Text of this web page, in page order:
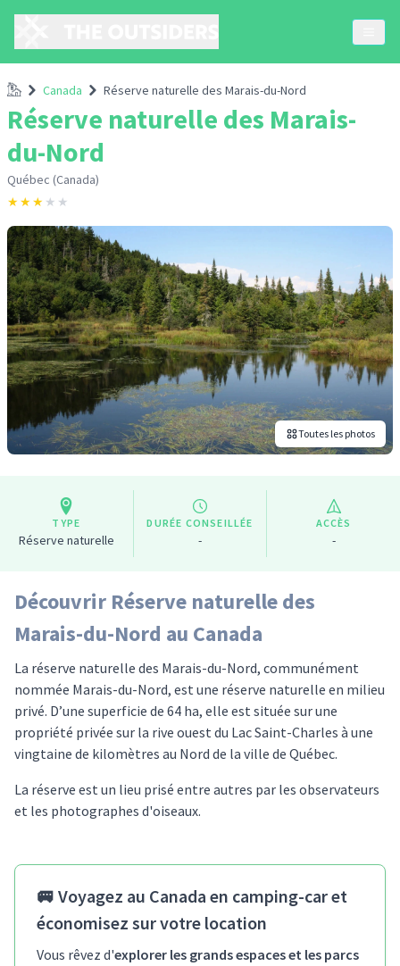
AccueilCanada Réserve naturelle des Marais-du-Nord
Réserve naturelle des Marais-
du-Nord
Québec (Canada)
★★★ ★ ★
Toutes les photos
TYPE
Réserve naturelle
DURÉE CONSEILLÉE
-
ACCÈS
-
Découvrir Réserve naturelle des
Marais-du-Nord au Canada
La réserve naturelle des Marais-du-Nord, communément
nommée Marais-du-Nord, est une réserve naturelle en milieu
privé. D’une superficie de 64 ha, elle est située sur une
propriété privée sur la rive ouest du Lac Saint-Charles à une
vingtaine de kilomètres au Nord de la ville de Québec.
La réserve est un lieu prisé entre autres par les observateurs
et les photographes d'oiseaux.
🚐 Voyagez au Canada en camping-car et
économisez sur votre location
Vous rêvez d'explorer les grands espaces et les parcs